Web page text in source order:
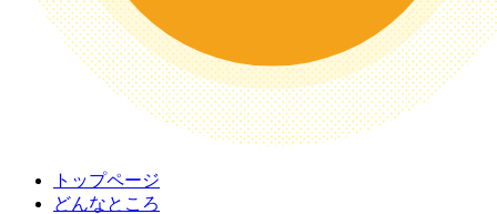
トップページ
どんなところ